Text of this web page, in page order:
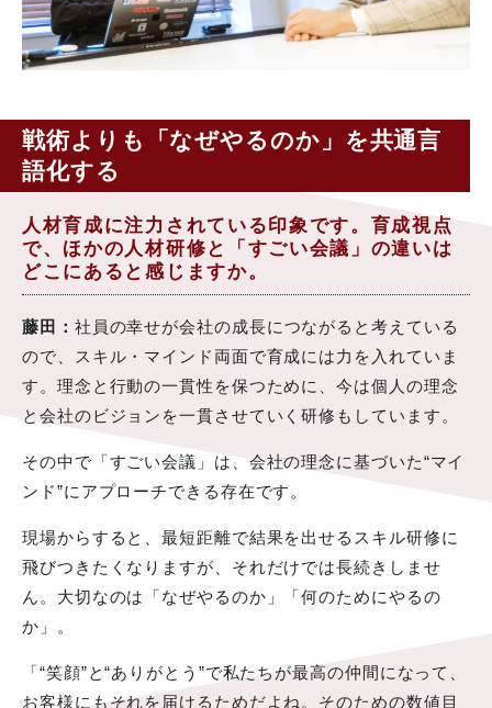
戦術よりも「なぜやるのか」を共通言
語化する
人材育成に注力されている印象です。育成視点
で、ほかの人材研修と「すごい会議」の違いは
どこにあると感じますか。
藤田： 社員の幸せが会社の成長につながると考えている
ので、スキル・マインド両面で育成には力を入れていま
す。理念と行動の一貫性を保つために、今は個人の理念
と会社のビジョンを一貫させていく研修もしています。
その中で「すごい会議」は、会社の理念に基づいた“マイ
ンド”にアプローチできる存在です。
現場からすると、最短距離で結果を出せるスキル研修に
飛びつきたくなりますが、それだけでは長続きしませ
ん。大切なのは「なぜやるのか」「何のためにやるの
か」。
「“笑顔”と“ありがとう”で私たちが最高の仲間になって、
お客様にもそれを届けるためだよね。そのための数値目